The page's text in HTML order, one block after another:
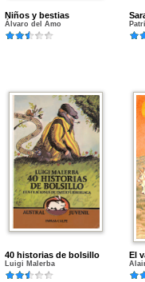
Niños y bestias
Álvaro del Amo
40 historias de bolsillo
Luigi Malerba
El